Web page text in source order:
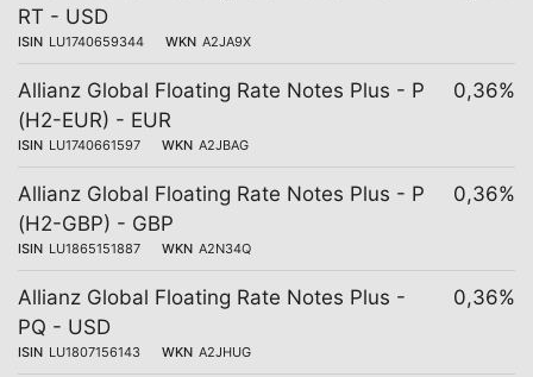
RT - USD
ISIN LU1740659344 WKN A2JA9X
Allianz Global Floating Rate Notes Plus - P
(H2-EUR) - EUR
ISIN LU1740661597 WKN A2JBAG
0,36%
Allianz Global Floating Rate Notes Plus - P
(H2-GBP) - GBP
ISIN LU1865151887 WKN A2N34Q
0,36%
Allianz Global Floating Rate Notes Plus -
PQ - USD
ISIN LU1807156143 WKN A2JHUG
0,36%